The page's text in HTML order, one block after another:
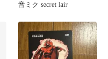
音ミク secret lair